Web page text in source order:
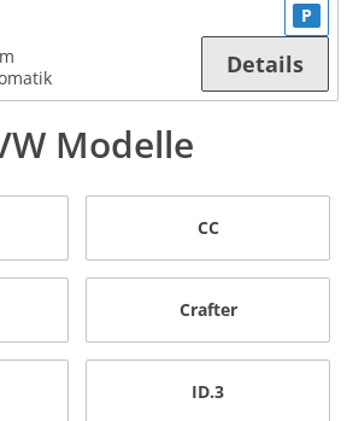
P
Details
Modelle
CC
Crafter
ID.3